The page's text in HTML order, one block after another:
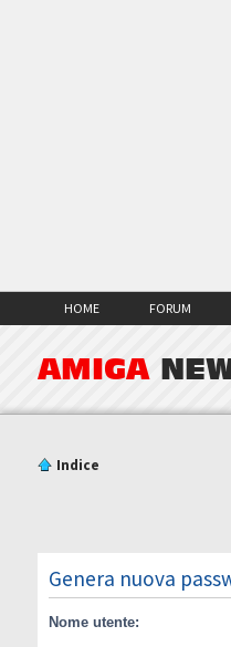
HOME FORUM
AMIGA
Indice
Genera nuova
Nome utente: